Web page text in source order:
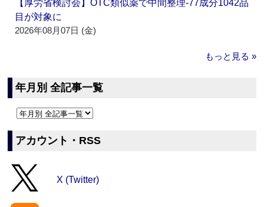
【厚労省検討会】OTC類似薬で中間整理‐77成分1042品
目が対象に
2026年08月07日 (金)
もっと見る »
年月別 全記事一覧
アカウント・RSS
X (Twitter)